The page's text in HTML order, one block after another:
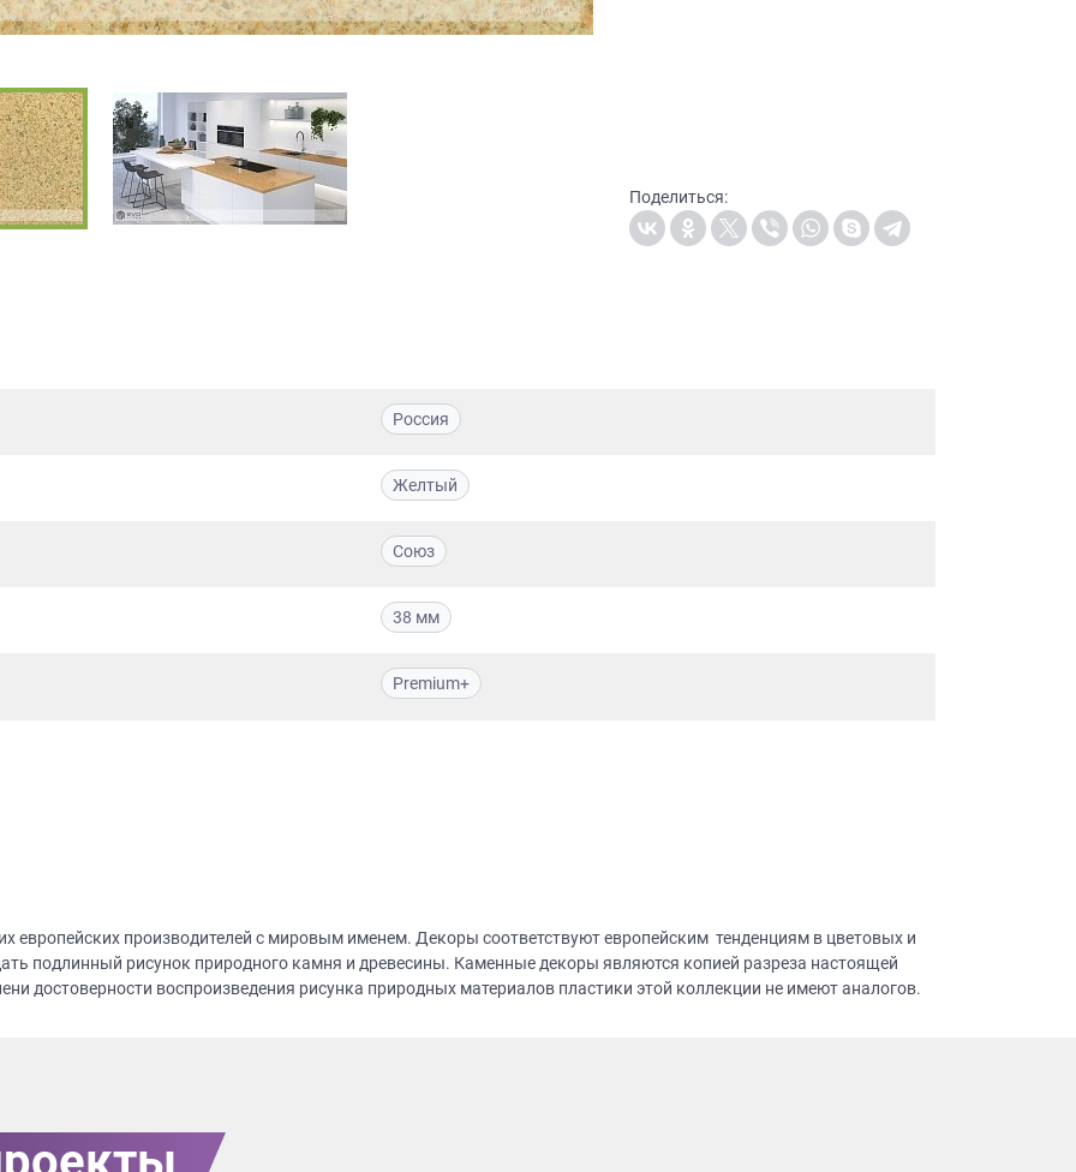
Поделиться:
Россия
Желтый
Союз
38 мм
Premium+
европейских производителей с мировым именем. Декоры соответствуют европейским тенденциям в цветовых и
подлинный рисунок природного камня и древесины. Каменные декоры являются копией разреза настоящей
достоверности воспроизведения рисунка природных материалов пластики этой коллекции не имеют аналогов.